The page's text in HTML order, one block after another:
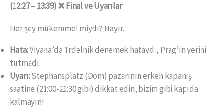
(12:27 – 13:39) ❌ Final ve Uyarılar
Her şey mükemmel miydi? Hayır.
Hata:Viyana’da Trdelnik denemek hataydı, Prag’ın yerini
tutmadı.
Uyarı:Stephansplatz (Dom) pazarının erken kapanış
saatine (21:00-21:30 gibi) dikkat edin, bizim gibi kapıda
kalmayın!